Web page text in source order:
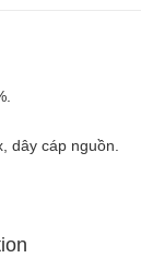
dây cáp nguồn.